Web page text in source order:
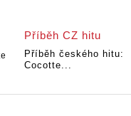
Příběh CZ hitu
Příběh českého hitu:
Cocotte...